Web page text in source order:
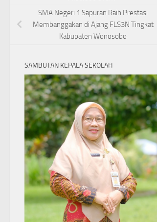
SMA Negeri 1 Sapuran Raih Prestasi
Membanggakan di Ajang FLS3N Tingkat
Kabupaten Wonosobo
SAMBUTAN KEPALA SEKOLAH